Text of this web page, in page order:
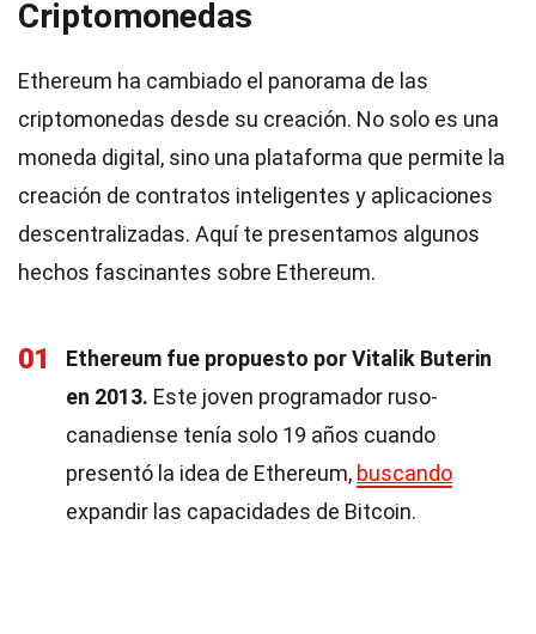
Criptomonedas
Ethereum ha cambiado el panorama de las
criptomonedas desde su creación. No solo es una
moneda digital, sino una plataforma que permite la
creación de contratos inteligentes y aplicaciones
descentralizadas. Aquí te presentamos algunos
hechos fascinantes sobre Ethereum.
01
Ethereum fue propuesto por Vitalik Buterin
en 2013. Este joven programador ruso-
canadiense tenía solo 19 años cuando
presentó la idea de Ethereum, buscando
expandir las capacidades de Bitcoin.